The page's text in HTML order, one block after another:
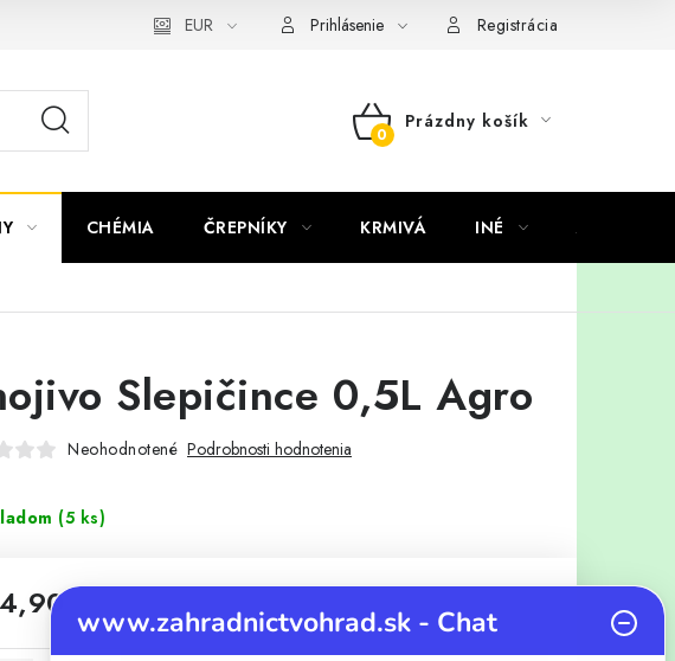
EUR Prihlásenie Registrácia
NÁKUPNÝ
KOŠÍK
Prázdny košík
CHÉMIA ČREPNÍKY KRMIVÁ INÉ
Slepičince 0,5L Agro
Neohodnotené Podrobnosti hodnotenia
(5 ks)
cena:
www.zahradnictvohrad.sk - Chat